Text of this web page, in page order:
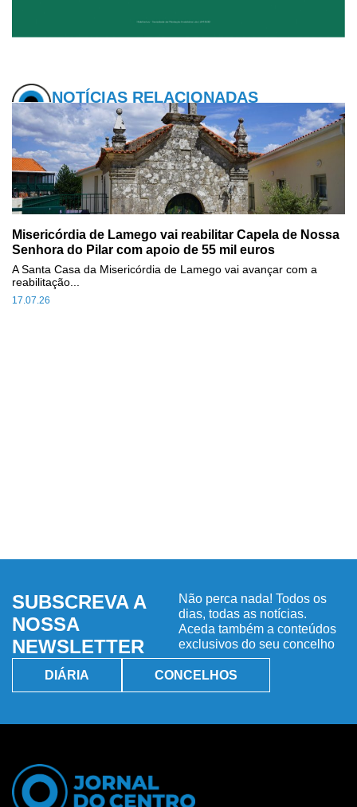
NOTÍCIAS RELACIONADAS
Misericórdia de Lamego vai reabilitar Capela de Nossa
Senhora do Pilar com apoio de 55 mil euros
17.07.26
A Santa Casa da Misericórdia de Lamego vai avançar com a
reabilitação...
SUBSCREVA A
NOSSA
NEWSLETTER
Não perca nada! Todos os
dias, todas as notícias.
Aceda também a conteúdos
exclusivos do seu concelho
DIÁRIA CONCELHOS